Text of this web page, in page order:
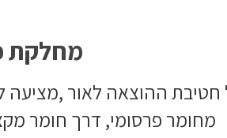
מחלקת
ההוצאה לאור ,מציעה
מחומר פרסומי, דרך חומר